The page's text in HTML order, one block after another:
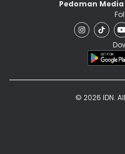
Pedoman Media
© 2026 IDN.